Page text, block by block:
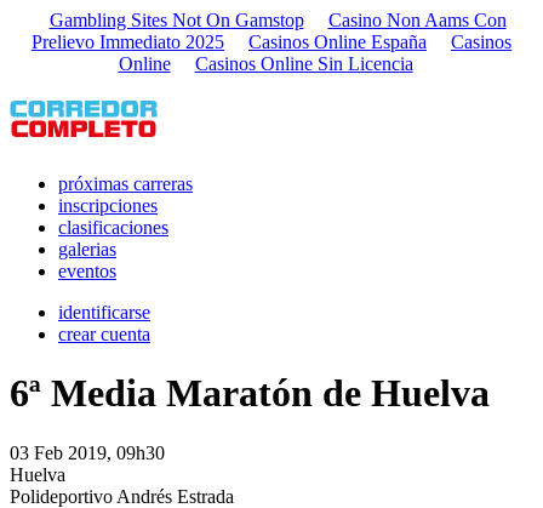
Gambling Sites Not On Gamstop
Casino Non Aams Con
Prelievo Immediato 2025
Casinos Online España
Casinos
Online
Casinos Online Sin Licencia
próximas carreras
inscripciones
clasificaciones
galerias
eventos
identificarse
crear cuenta
6ª Media Maratón de Huelva
03 Feb 2019, 09h30
Huelva
Polideportivo Andrés Estrada